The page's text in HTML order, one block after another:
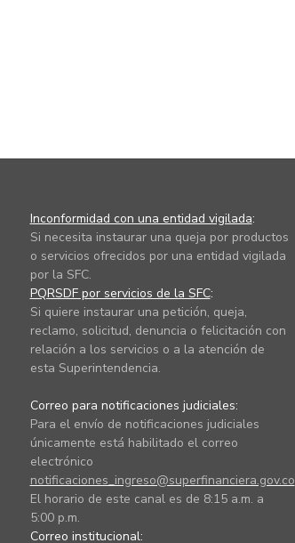
Inconformidad con una entidad vigilada:
Si necesita instaurar una queja por productos
o servicios ofrecidos por una entidad vigilada
por la SFC.
PQRSDF por servicios de la SFC:
Si quiere instaurar una petición, queja,
reclamo, solicitud, denuncia o felicitación con
relación a los servicios o a la atención de
esta Superintendencia.
Correo para notificaciones judiciales:
Para el envío de notificaciones judiciales
únicamente está habilitado el correo
electrónico
notificaciones_ingreso@superfinanciera.gov.co
El horario de este canal es de 8:15 a.m. a
5:00 p.m.
Correo institucional: